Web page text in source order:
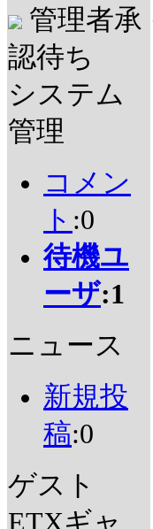
管理者承
認待ち
システム
管理
コメン
ト :0
待機ユ
ーザ:1
ニュース
新規投
稿:0
ゲスト
ETXギャ